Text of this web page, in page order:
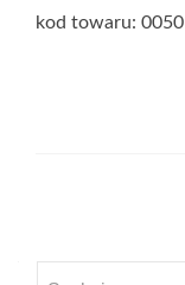
kod towaru: 0050